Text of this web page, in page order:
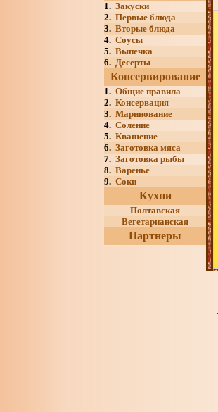
1. Закуски
2. Первые блюда
3. Вторые блюда
4. Соусы
5. Выпечка
6. Десерты
Консервирование
1. Общие правила
2. Консервация
3. Маринование
4. Соление
5. Квашение
6. Заготовка мяса
7. Заготовка рыбы
8. Варенье
9. Соки
Кухни
Полтавская
Вегетарианская
Партнеры